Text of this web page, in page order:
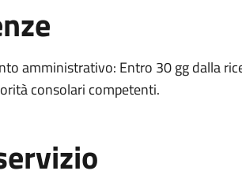
amministrativo: Entro 30 gg dalla
consolari competenti.